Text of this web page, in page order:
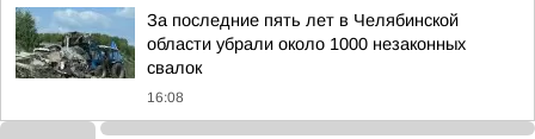
За последние пять лет в Челябинской
области убрали около 1000 незаконных
свалок
16:08